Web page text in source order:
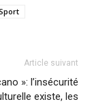
Article suivant
»: l’insécurité
existe, les